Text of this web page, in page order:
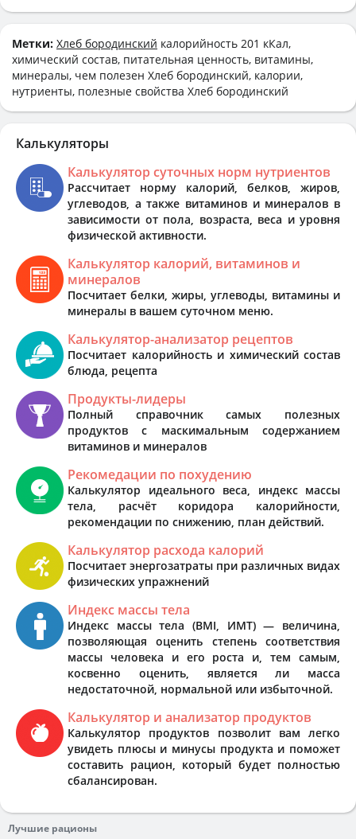
Метки: Хлеб бородинский калорийность 201 кКал,
химический состав, питательная ценность, витамины,
минералы, чем полезен Хлеб бородинский, калории,
нутриенты, полезные свойства Хлеб бородинский
Калькуляторы
Калькулятор суточных норм нутриентов
Рассчитает норму калорий, белков, жиров,
углеводов, а также витаминов и минералов в
зависимости от пола, возраста, веса и уровня
физической активности.
Калькулятор калорий, витаминов и
минералов
Посчитает белки, жиры, углеводы, витамины и
минералы в вашем суточном меню.
Калькулятор-анализатор рецептов
Посчитает калорийность и химический состав
блюда, рецепта
Продукты-лидеры
Полный справочник самых полезных
продуктов с маскимальным содержанием
витаминов и минералов
Рекомедации по похудению
Калькулятор идеального веса, индекс массы
тела, расчёт коридора калорийности,
рекомендации по снижению, план действий.
Калькулятор расхода калорий
Посчитает энергозатраты при различных видах
физических упражнений
Индекс массы тела
Индекс массы тела (BMI, ИМТ) — величина,
позволяющая оценить степень соответствия
массы человека и его роста и, тем самым,
косвенно оценить, является ли масса
недостаточной, нормальной или избыточной.
Калькулятор и анализатор продуктов
Калькулятор продуктов позволит вам легко
увидеть плюсы и минусы продукта и поможет
составить рацион, который будет полностью
сбалансирован.
Лучшие рационы